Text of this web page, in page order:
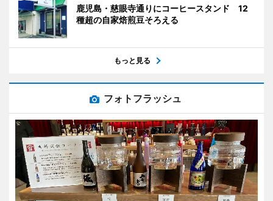
鹿児島・慈眼寺通りにコーヒースタンド 12
種超の自家焙煎豆そろえる
もっと見る
フォトフラッシュ